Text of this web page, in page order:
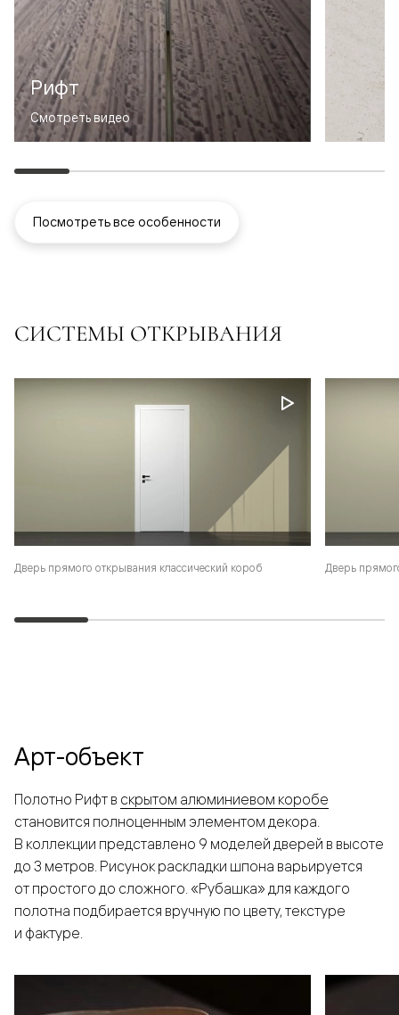
Рифт
Смотреть видео
Посмотреть все особенности
СИСТЕМЫ ОТКРЫВАНИЯ
Дверь прямого открывания классический короб Дверь
Арт-объект
Полотно Рифт в скрытом алюминиевом коробе
становится полноценным элементом декора.
В коллекции представлено 9 моделей дверей в высоте
до 3 метров. Рисунок раскладки шпона варьируется
от простого до сложного. «Рубашка» для каждого
полотна подбирается вручную по цвету, текстуре
и фактуре.